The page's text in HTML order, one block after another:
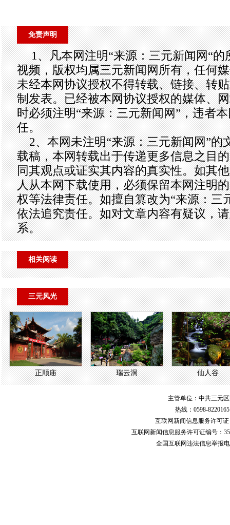
免责声明
1、凡本网注明“来源：三元新闻网“
视频，版权均属三元新闻网所有，任何
未经本网协议授权不得转载、链接、转
制发表。已经被本网协议授权的媒体、
时必须注明“来源：三元新闻网”，违者
任。
2、本网未注明“来源：三元新闻网”的
载稿，本网转载出于传递更多信息之目
同其观点或证实其内容的真实性。如其
人从本网下载使用，必须保留本网注明
权等法律责任。如擅自篡改为“来源：三
依法追究责任。如对文章内容有疑议，
系。
相关阅读
三元风光
正顺庙 瑞云洞 仙人谷
主管单位：中共三元
热线：0598-
互联网新闻信息服务许可证
互联网新闻信息服务许可证编号：
全国互联网违法信息举报